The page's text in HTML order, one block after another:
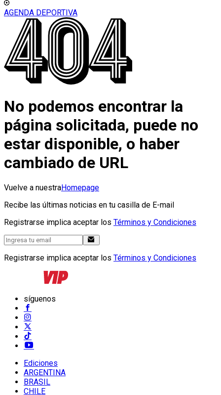
AGENDA DEPORTIVA
No podemos encontrar la
página solicitada, puede no
estar disponible, o haber
cambiado de URL
Vuelve a nuestraHomepage
Recibe las últimas noticias en tu casilla de E-mail
Registrarse implica aceptar los Términos y Condiciones
Registrarse implica aceptar los Términos y Condiciones
síguenos
Ediciones
ARGENTINA
BRASIL
CHILE